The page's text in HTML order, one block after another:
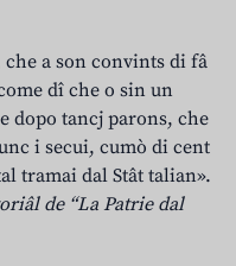
a son convints di fâ
dî che o sin un
dopo tancj parons, che
i secui, cumò di cent
tramai dal Stât talian».
de “La Patrie dal